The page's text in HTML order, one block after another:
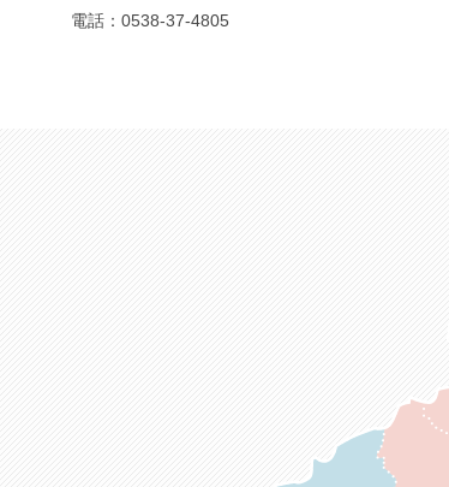
電話：0538-37-4805